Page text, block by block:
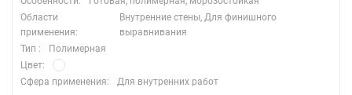
Области
применения:
Внутренние стены, Для финишного
выравнивания
Тип :
Полимерная
Цвет:
Сфера применения:
Для внутренних работ